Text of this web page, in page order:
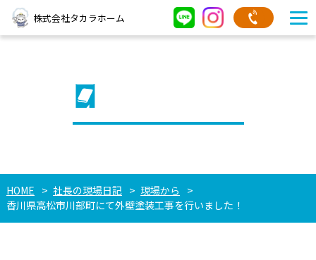
株式会社タカラホーム
HOME 社長の現場日記
現場から
香川県高松市川部町にて外壁塗装工事を行いました！